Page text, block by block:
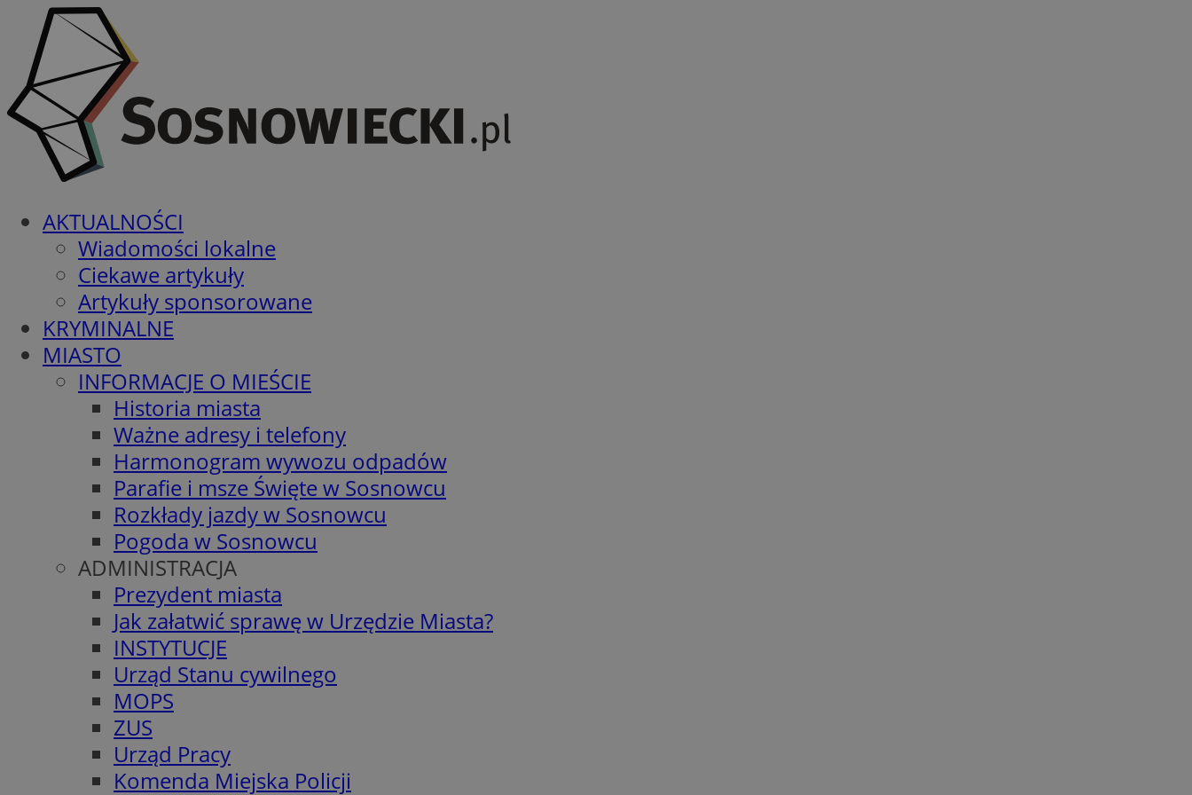
AKTUALNOŚCI
Wiadomości lokalne
Ciekawe artykuły
Artykuły sponsorowane
KRYMINALNE
MIASTO
INFORMACJE O MIEŚCIE
Historia miasta
Ważne adresy i telefony
Harmonogram wywozu odpadów
Parafie i msze Święte w Sosnowcu
Rozkłady jazdy w Sosnowcu
Pogoda w Sosnowcu
ADMINISTRACJA
Prezydent miasta
Jak załatwić sprawę w Urzędzie Miasta?
INSTYTUCJE
Urząd Stanu cywilnego
MOPS
ZUS
Urząd Pracy
Komenda Miejska Policji